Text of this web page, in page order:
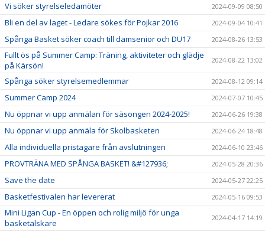
Vi söker styrelseledamöter 2024-09-09 08:50
Bli en del av laget - Ledare sökes för Pojkar 2016 2024-09-04 10:41
Spånga Basket söker coach till damsenior och DU17 2024-08-26 13:53
Fullt ös på Summer Camp: Träning, aktiviteter och glädje
på Kärsön!
2024-08-22 13:02
Spånga söker styrelsemedlemmar 2024-08-12 09:14
Summer Camp 2024 2024-07-07 10:45
Nu öppnar vi upp anmälan för säsongen 2024-2025! 2024-06-26 19:38
Nu öppnar vi upp anmäla för Skolbasketen 2024-06-24 18:48
Alla individuella pristagare från avslutningen 2024-06-10 23:46
PROVTRÄNA MED SPÅNGA BASKET! &#127936; 2024-05-28 20:36
Save the date 2024-05-27 22:25
Basketfestivalen har levererat 2024-05-16 09:53
Mini Ligan Cup - En öppen och rolig miljö för unga
basketälskare
2024-04-17 14:19